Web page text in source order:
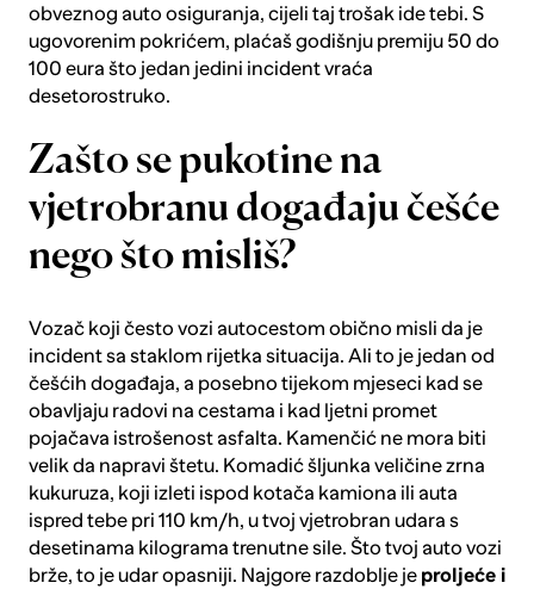
obveznog auto osiguranja, cijeli taj trošak ide tebi. S
ugovorenim pokrićem, plaćaš godišnju premiju 50 do
100 eura što jedan jedini incident vraća
desetorostruko.
Zašto se pukotine na
vjetrobranu događaju češće
nego što misliš?
Vozač koji često vozi autocestom obično misli da je
incident sa staklom rijetka situacija. Ali to je jedan od
češćih događaja, a posebno tijekom mjeseci kad se
obavljaju radovi na cestama i kad ljetni promet
pojačava istrošenost asfalta. Kamenčić ne mora biti
velik da napravi štetu. Komadić šljunka veličine zrna
kukuruza, koji izleti ispod kotača kamiona ili auta
ispred tebe pri 110 km/h, u tvoj vjetrobran udara s
desetinama kilograma trenutne sile. Što tvoj auto vozi
brže, to je udar opasniji. Najgore razdoblje je proljeće i